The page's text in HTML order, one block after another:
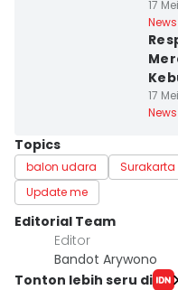
17
News
17
News
Topics
balon udara Surakarta
Update me
Editorial Team
Editor
Bandot Arywono
Tonton lebih seru di